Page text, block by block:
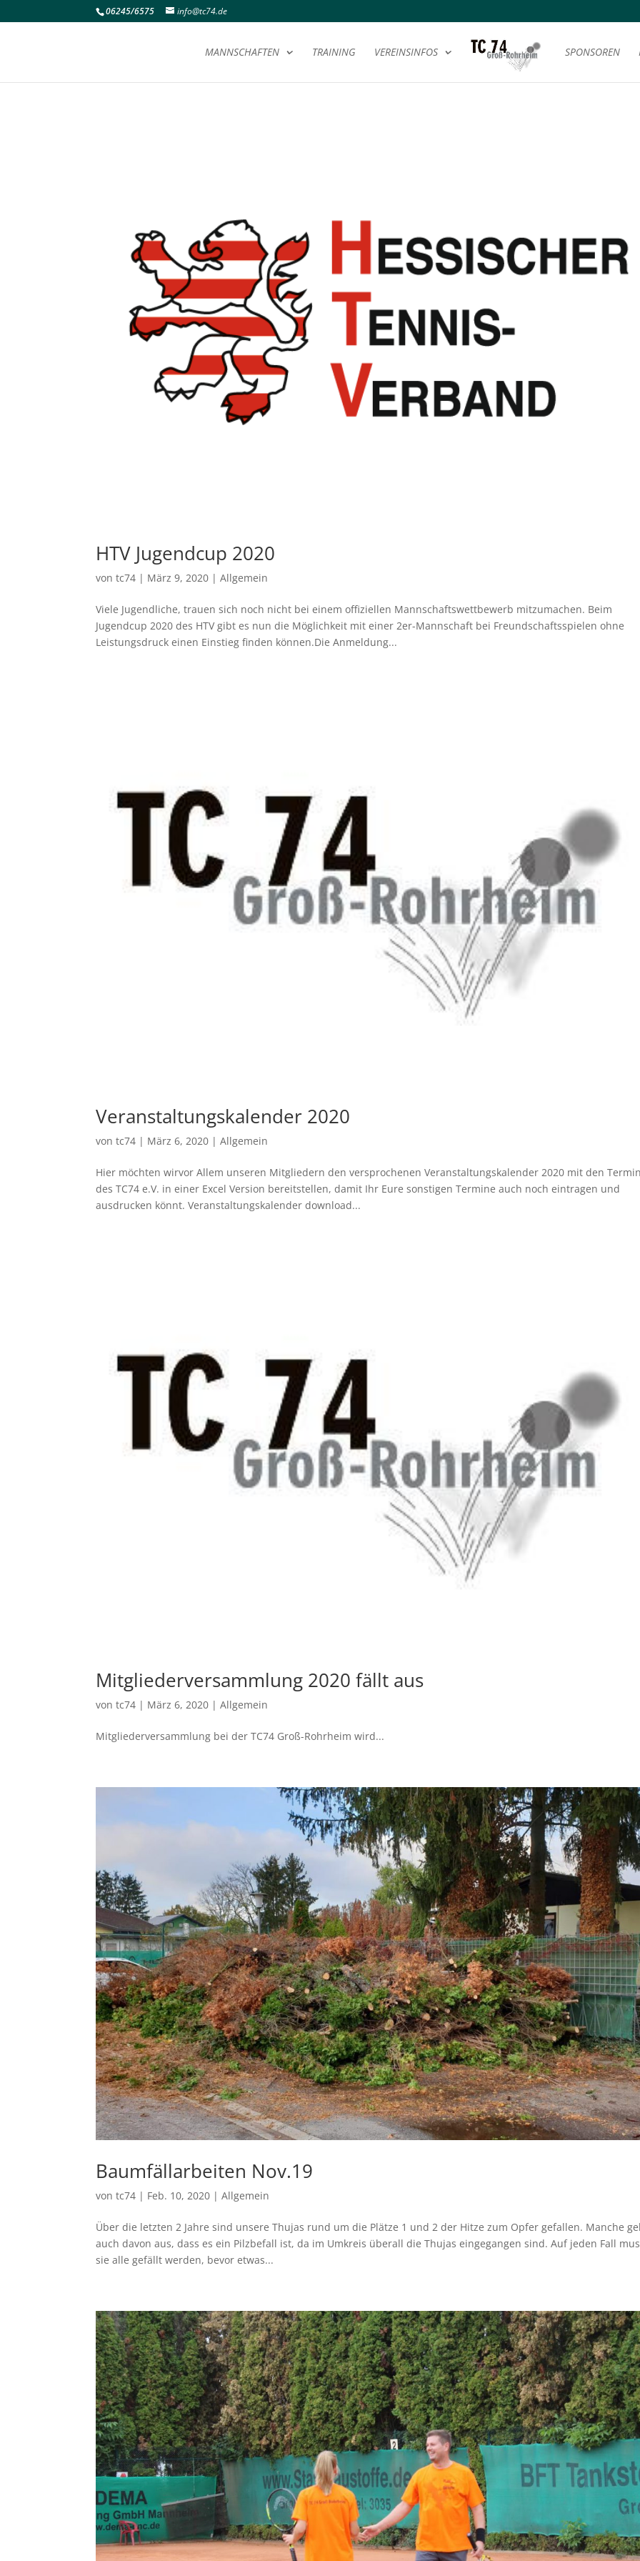
06245/6575 info@tc74.de
MANNSCHAFTEN TRAINING VEREINSINFOS SPONSOREN
HTV Jugendcup 2020
vontc74 | März 9, 2020 |Allgemein
Viele Jugendliche, trauen sich noch nicht bei einem offiziellen Mannschaftswettbewerb mitzumachen. Beim
Jugendcup 2020 des HTV gibt es nun die Möglichkeit mit einer 2er-Mannschaft bei Freundschaftsspielen ohne
Leistungsdruck einen Einstieg finden können.Die Anmeldung...
Veranstaltungskalender 2020
vontc74 | März 6, 2020 |Allgemein
Hier möchten wirvor Allem unseren Mitgliedern den versprochenen Veranstaltungskalender 2020 mit den
des TC74 e.V. in einer Excel Version bereitstellen, damit Ihr Eure sonstigen Termine auch noch eintragen und
ausdrucken könnt. Veranstaltungskalender download...
Mitgliederversammlung 2020 fällt aus
vontc74 | März 6, 2020 |Allgemein
Mitgliederversammlung bei der TC74 Groß-Rohrheim wird...
Baumfällarbeiten Nov.19
vontc74 | Feb. 10, 2020 |Allgemein
Über die letzten 2 Jahre sind unsere Thujas rund um die Plätze 1 und 2 der Hitze zum Opfer gefallen. Manche
auch davon aus, dass es ein Pilzbefall ist, da im Umkreis überall die Thujas eingegangen sind. Auf jeden Fall
sie alle gefällt werden, bevor etwas...